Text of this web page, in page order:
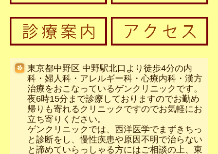
東京都中野区 中野駅北口より徒歩4分の内
科・婦人科・アレルギー科・心療内科・漢方
治療をおこなっているゲンクリニックです。
夜6時15分まで診療しておりますのでお勤め
帰りも寄れるクリニックですのでお気軽にお
立ち寄りください。
ゲンクリニックでは、西洋医学でまずきちっ
と診断をし、慢性疾患や原因不明で治らない
と諦めていらっしゃる方にはご相談の上、東